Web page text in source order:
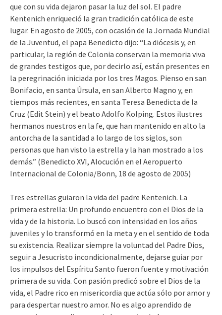
que con su vida dejaron pasar la luz del sol. El padre
Kentenich enriqueció la gran tradición católica de este
lugar. En agosto de 2005, con ocasión de la Jornada Mundial
de la Juventud, el papa Benedicto dijo: “La diócesis y, en
particular, la región de Colonia conservan la memoria viva
de grandes testigos que, por decirlo así, están presentes en
la peregrinación iniciada por los tres Magos. Pienso en san
Bonifacio, en santa Úrsula, en san Alberto Magno y, en
tiempos más recientes, en santa Teresa Benedicta de la
Cruz (Edit Stein) y el beato Adolfo Kolping. Estos ilustres
hermanos nuestros en la fe, que han mantenido en alto la
antorcha de la santidad a lo largo de los siglos, son
personas que han visto la estrella y la han mostrado a los
demás.” (Benedicto XVI, Alocución en el Aeropuerto
Internacional de Colonia/Bonn, 18 de agosto de 2005)
Tres estrellas guiaron la vida del padre Kentenich. La
primera estrella: Un profundo encuentro con el Dios de la
vida y de la historia. Lo buscó con intensidad en los años
juveniles y lo transformó en la meta y en el sentido de toda
su existencia. Realizar siempre la voluntad del Padre Dios,
seguir a Jesucristo incondicionalmente, dejarse guiar por
los impulsos del Espíritu Santo fueron fuente y motivación
primera de su vida. Con pasión predicó sobre el Dios de la
vida, el Padre rico en misericordia que actúa sólo por amor y
para despertar nuestro amor. No es algo aprendido de